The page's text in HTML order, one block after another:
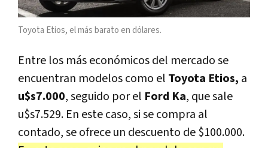
Toyota Etios, el más barato en dólares.
Entre los más económicos del mercado se
encuentran modelos como el Toyota Etios, a
u$s7.000, seguido por el Ford Ka, que sale
u$s7.529. En este caso, si se compra al
contado, se ofrece un descuento de $100.000.